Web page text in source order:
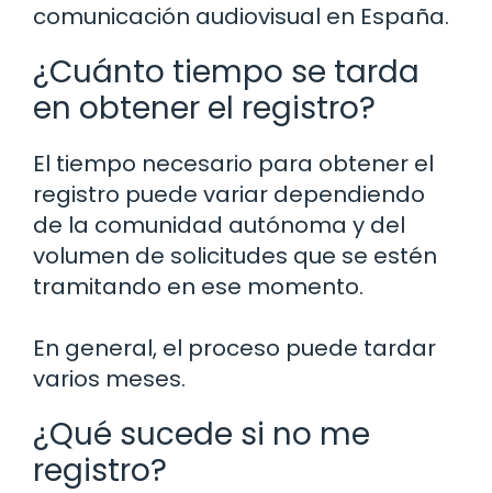
comunicación audiovisual en España.
¿Cuánto tiempo se tarda
en obtener el registro?
El tiempo necesario para obtener el
registro puede variar dependiendo
de la comunidad autónoma y del
volumen de solicitudes que se estén
tramitando en ese momento.
En general, el proceso puede tardar
varios meses.
¿Qué sucede si no me
registro?